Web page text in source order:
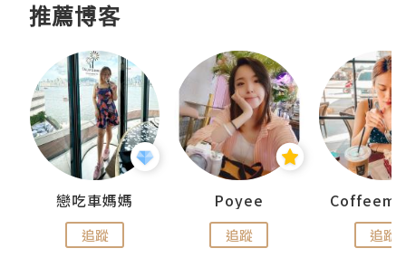
推薦博客
戀吃車媽媽
追蹤
Poyee
追蹤 追蹤